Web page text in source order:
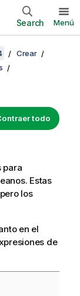
Search Menú
Crear
todo
para
Estas
los
en el
de